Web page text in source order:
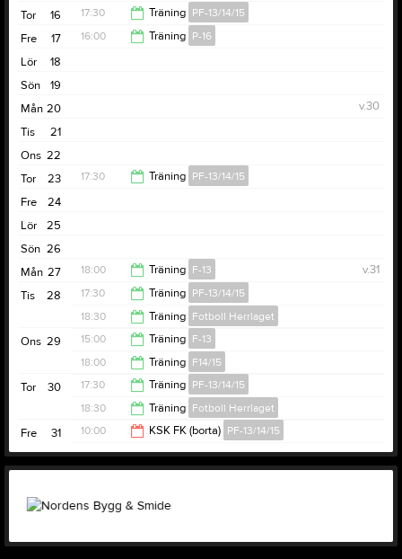
16
Tor 17:30 Träning PF-13/14/15
17
Fre 16:00 Träning P-16
18
Lör
19
Sön
20
Mån
v.30
21
Tis
22
Ons
23
Tor 17:30 Träning PF-13/14/15
24
Fre
25
Lör
26
Sön
27
Mån v.31
18:00 Träning F-13
19:30
28
Tis 17:30 Träning PF-13/14/15
19:00
18:30 Träning Fotboll Herrlaget
20:00
29
Ons 15:00 Träning F-13
16:30
18:00 Träning F14/15
19:30
30
Tor 17:30 Träning PF-13/14/15
19:00
18:30 Träning Fotboll Herrlaget
20:00
31
Fre 10:00 KSK FK (borta) PF-13/14/15
16:00